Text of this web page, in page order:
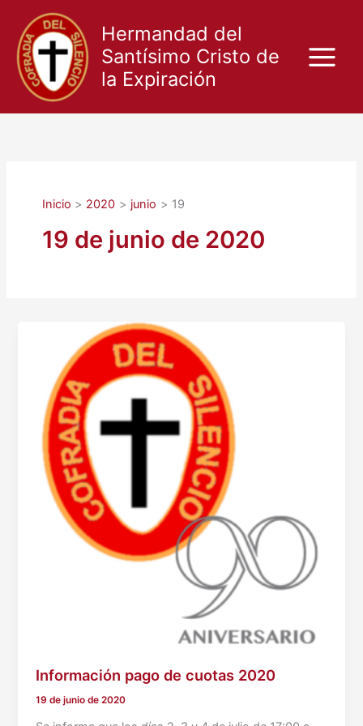
contenido
Hermandad del
Santísimo Cristo de
la Expiración
Inicio 2020 junio 19
19 de junio de 2020
Información pago de cuotas 2020
19 de junio de 2020